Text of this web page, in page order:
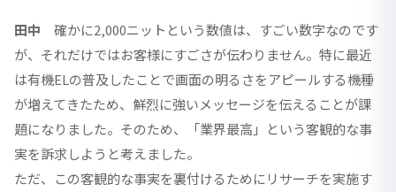
田中 確かに2,000ニットという数値は、すごい数字なのです
が、それだけではお客様にすごさが伝わりません。特に最近
は有機ELの普及したことで画面の明るさをアピールする機種
が増えてきたため、鮮烈に強いメッセージを伝えることが課
題になりました。そのため、「業界最高」という客観的な事
実を訴求しようと考えました。
ただ、この客観的な事実を裏付けるためにリサーチを実施す